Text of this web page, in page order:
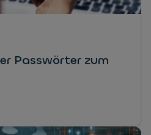
Passwörter zum